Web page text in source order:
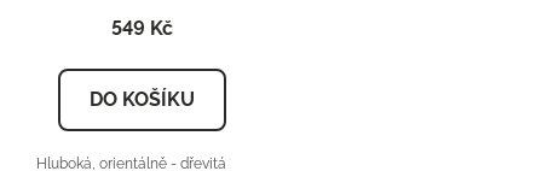
549 Kč
DO KOŠÍKU
Hluboká, orientálně - dřevitá